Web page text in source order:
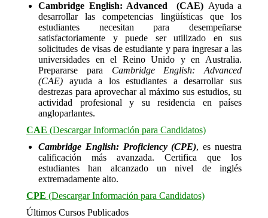
Cambridge English: Advanced (CAE) Ayuda a
desarrollar las competencias lingüísticas que los
estudiantes necesitan para desempeñarse
satisfactoriamente y puede ser utilizado en sus
solicitudes de visas de estudiante y para ingresar a las
universidades en el Reino Unido y en Australia.
Prepararse para Cambridge English: Advanced
(CAE) ayuda a los estudiantes a desarrollar sus
destrezas para aprovechar al máximo sus estudios, su
actividad profesional y su residencia en países
angloparlantes.
CAE (Descargar Información para Candidatos)
Cambridge English: Proficiency(CPE), es nuestra
calificación más avanzada. Certifica que los
estudiantes han alcanzado un nivel de inglés
extremadamente alto.
CPE (Descargar Información para Candidatos)
Últimos Cursos Publicados